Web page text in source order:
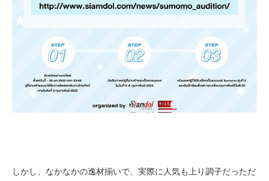
しかし、なかなかの逸材揃いで、実際に人気も上り調子だっただ